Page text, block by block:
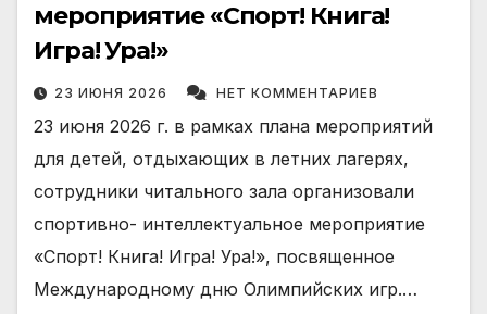
мероприятие «Спорт! Книга!
Игра! Ура!»
23 ИЮНЯ 2026 НЕТ КОММЕНТАРИЕВ
23 июня 2026 г. в рамках плана мероприятий
для детей, отдыхающих в летних лагерях,
сотрудники читального зала организовали
спортивно- интеллектуальное мероприятие
«Спорт! Книга! Игра! Ура!», посвященное
Международному дню Олимпийских игр.…